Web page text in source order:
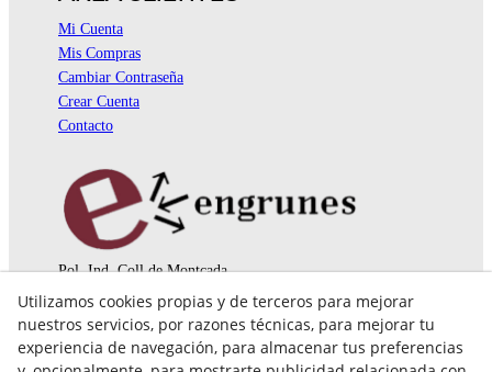
Mi Cuenta
Mis Compras
Cambiar Contraseña
Crear Cuenta
Contacto
Pol. Ind. Coll de Montcada
08110 Montcada i Reixac (Barcelona)
935 829 999
engrunes@engrunes.org
Utilizamos cookies propias y de terceros para mejorar
nuestros servicios, por razones técnicas, para mejorar tu
experiencia de navegación, para almacenar tus preferencias